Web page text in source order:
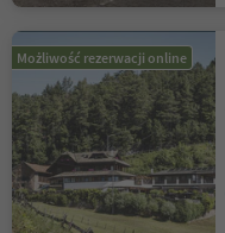
Możliwość rezerwacji online